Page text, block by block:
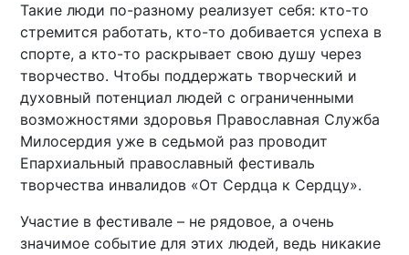
Такие люди по-разному реализует себя: кто-то
стремится работать, кто-то добивается успеха в
спорте, а кто-то раскрывает свою душу через
творчество. Чтобы поддержать творческий и
духовный потенциал людей с ограниченными
возможностями здоровья Православная Служба
Милосердия уже в седьмой раз проводит
Епархиальный православный фестиваль
творчества инвалидов «От Сердца к Сердцу».
Участие в фестивале – не рядовое, а очень
значимое событие для этих людей, ведь никакие